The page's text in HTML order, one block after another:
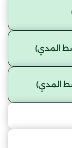
المدي)
المدي)